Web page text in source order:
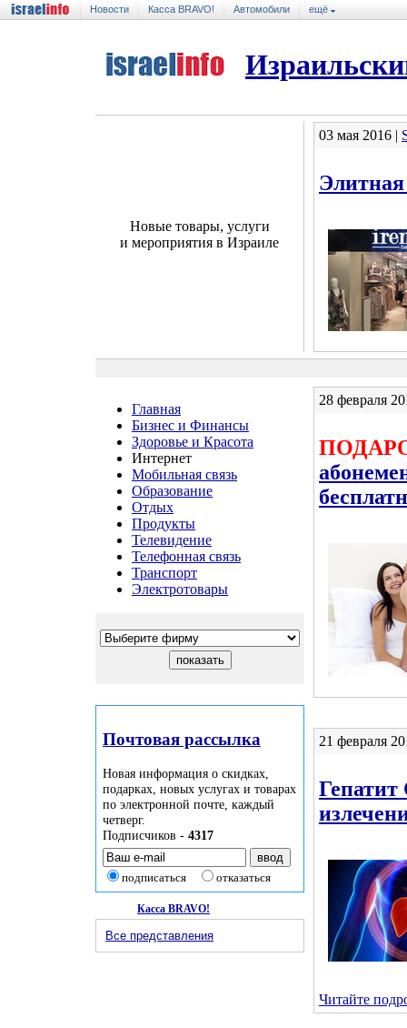
Новости Касса BRAVO! Автомобили ещё
Новые товары, услуги
и мероприятия в Израиле
03 мая 2016 |
Главная
Бизнес и Финансы
Здоровье и Красота
Интернет
Мобильная связь
Образование
Отдых
Продукты
Телевидение
Телефонная связь
Транспорт
Электротовары
Почтовая рассылка
Новая информация о скидках,
подарках, новых услугах и товарах
по электронной почте, каждый
четверг.
Подписчиков - 4317
подписаться отказаться
Касса BRAVO!
Все представления
28 февраля
21 февраля
Читайте